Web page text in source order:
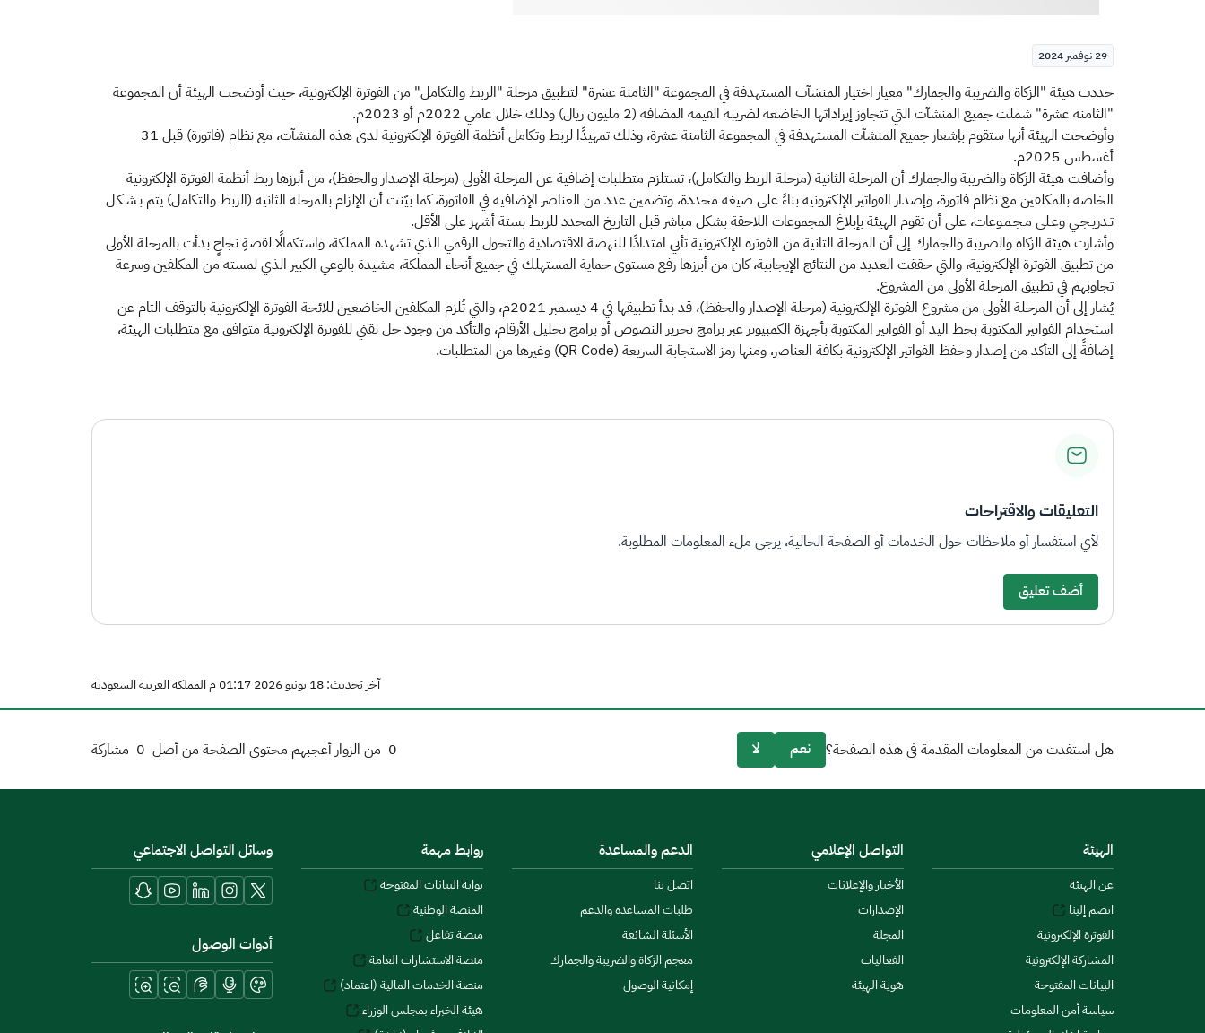
29 نوفمبر 2024
​​حددت هيئة "الزكاة والضريبة والجمارك" معيار اختيار المنشآت المستهدفة في المجموعة "الثامنة عشرة" لتطبيق مرحلة "الربط والتكامل" من الفوترة الإلكترونية، حيث أوضحت الهيئة أن المجموعة
"الثامنة عشرة" شملت جميع المنشآت التي تتجاوز إيراداتها الخاضعة لضريبة القيمة المضافة (2 مليون ريال) وذلك خلال عامي 2022م أو 2023م.
وأوضحت الهيئة أنها ستقوم بإشعار جميع المنشآت المستهدفة في المجموعة الثامنة عشرة، وذلك تمهيدًا لربط وتكامل أنظمة الفوترة الإلكترونية لدى هذه المنشآت، مع نظام (فاتورة) قبل 31
أغسطس 2025م.
وأضافت هيئة الزكاة والضريبة والجمارك أن المرحلة الثانية (مرحلة الربط والتكامل)، تستلزم متطلبات إضافية عن المرحلة الأولى (مرحلة الإصدار والحفظ)، من أبرزها ربط أنظمة الفوترة الإلكترونية
الخاصة بالمكلفين مع نظام فاتورة، وإصدار الفواتير الإلكترونية بناءً على صيغة محددة، وتضمين عدد من العناصر الإضافية في الفاتورة، كما بيّنت أن الإلزام بالمرحلة الثانية (الربط والتكامل) يتم بـشـكـل
تـدريـجـي وعـلى مـجـمـوعات، على أن تقوم الهيئة بإبلاغ المجموعات اللاحقة بشكل مباشر قبل التاريخ المحدد للربط بستة أشهر على الأقل.
وأشارت هيئة الزكاة والضريبة والجمارك إلى أن المرحلة الثانية من الفوترة الإلكترونية تأتي امتدادًا للنهضة الاقتصادية والتحول الرقمي الذي تشهده المملكة، واستكمالًا لقصةِ نجاحٍ بدأت بالمرحلة الأولى
من تطبيق الفوترة الإلكترونية، والتي حققت العديد من النتائج الإيجابية، كان من أبرزها رفع مستوى حماية المستهلك في جميع أنحاء المملكة، مشيدة بالوعي الكبير الذي لمسته من المكلفين وسرعة
تجاوبهم في تطبيق المرحلة الأولى من المشروع.
يُشار إلى أن المرحلة الأولى من مشروع الفوترة الإلكترونية (مرحلة الإصدار والحفظ)، قد بدأ تطبيقها في 4 ديسمبر 2021م، والتي تُلزم المكلفين الخاضعين للائحة الفوترة الإلكترونية بالتوقف التام عن
استخدام الفواتير المكتوبة بخط اليد أو الفواتير المكتوبة بأجهزة الكمبيوتر عبر برامج تحرير النصوص أو برامج تحليل الأرقام، والتأكد من وجود حل تقني للفوترة الإلكترونية متوافق مع متطلبات الهيئة،
إضافةً إلى التأكد من إصدار وحفظ الفواتير الإلكترونية بكافة العناصر، ومنها رمز الاستجابة السريعة (QR Code) وغيرها من المتطلبات.
التعليقات والاقتراحات
لأي استفسار أو ملاحظات حول الخدمات أو الصفحة الحالية، يرجى ملء المعلومات المطلوبة.
أضف تعليق
آخر تحديث: 18 يونيو 2026 01:17 م المملكة العربية السعودية
0 من الزوار أعجبهم محتوى الصفحة من أصل 0 مشاركة هل استفدت من المعلومات المقدمة في هذه الصفحة؟ نعم لا
الهيئة
عن الهيئة
انضم إلينا
الفوترة الإلكترونية
المشاركة الإلكترونية
البيانات المفتوحة
سياسة أمن المعلومات
التواصل الإعلامي
الأخبار والإعلانات
الإصدارات
المجلة
الفعاليات
هوية الهيئة
الدعم والمساعدة
اتصل بنا
طلبات المساعدة والدعم
الأسئلة الشائعة
معجم الزكاة والضريبة والجمارك
إمكانية الوصول
روابط مهمة
بوابة البيانات المفتوحة
المنصة الوطنية
منصة تفاعل
منصة الاستشارات العامة
منصة الخدمات المالية (اعتماد)
هيئة الخبراء بمجلس الوزراء
وسائل التواصل الاجتماعي
أدوات الوصول